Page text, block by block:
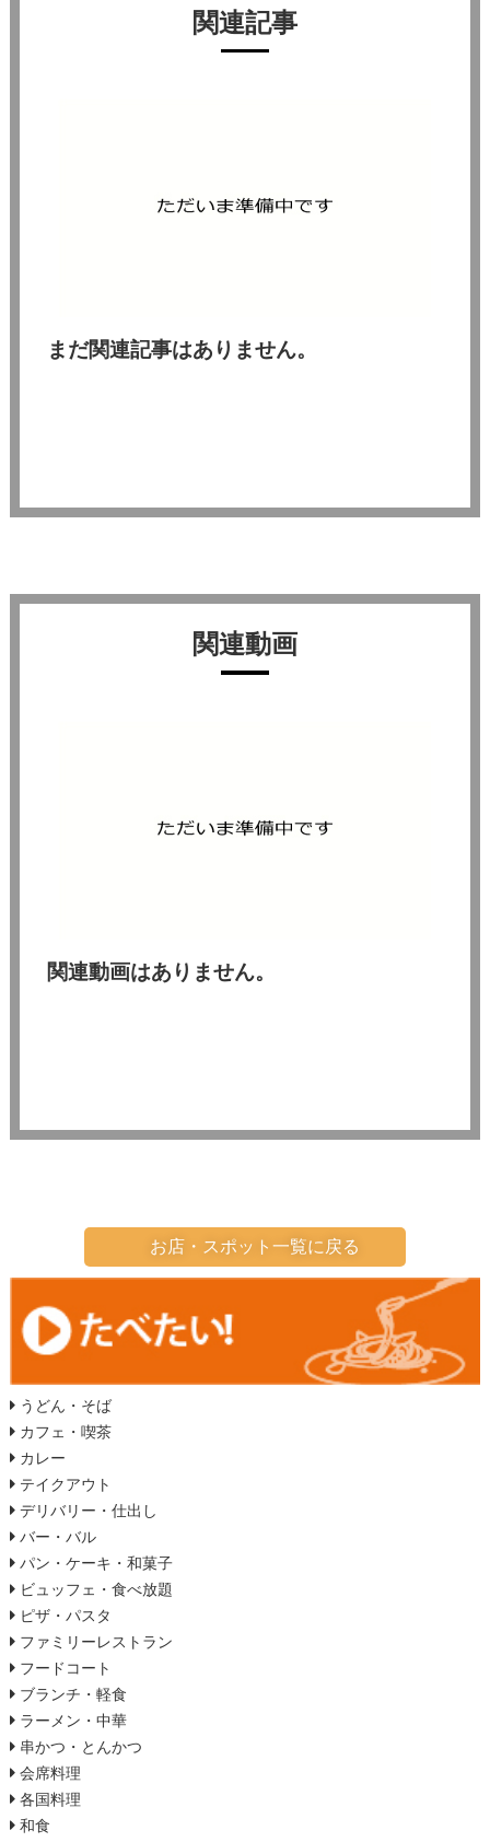
関連記事
まだ関連記事はありません。
関連動画
関連動画はありません。
お店・スポット一覧に戻る
うどん・そば
カフェ・喫茶
カレー
テイクアウト
デリバリー・仕出し
バー・バル
パン・ケーキ・和菓子
ビュッフェ・食べ放題
ピザ・パスタ
ファミリーレストラン
フードコート
ブランチ・軽食
ラーメン・中華
串かつ・とんかつ
会席料理
各国料理
和食